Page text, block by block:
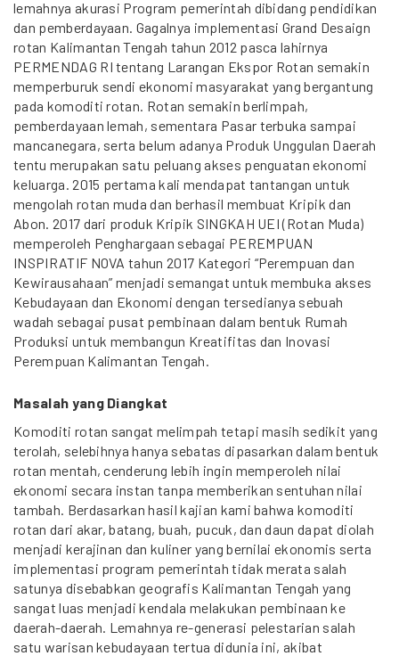
lemahnya akurasi Program pemerintah dibidang pendidikan
dan pemberdayaan. Gagalnya implementasi Grand Desaign
rotan Kalimantan Tengah tahun 2012 pasca lahirnya
PERMENDAG RI tentang Larangan Ekspor Rotan semakin
memperburuk sendi ekonomi masyarakat yang bergantung
pada komoditi rotan. Rotan semakin berlimpah,
pemberdayaan lemah, sementara Pasar terbuka sampai
mancanegara, serta belum adanya Produk Unggulan Daerah
tentu merupakan satu peluang akses penguatan ekonomi
keluarga. 2015 pertama kali mendapat tantangan untuk
mengolah rotan muda dan berhasil membuat Kripik dan
Abon. 2017 dari produk Kripik SINGKAH UEI (Rotan Muda)
memperoleh Penghargaan sebagai PEREMPUAN
INSPIRATIF NOVA tahun 2017 Kategori “Perempuan dan
Kewirausahaan” menjadi semangat untuk membuka akses
Kebudayaan dan Ekonomi dengan tersedianya sebuah
wadah sebagai pusat pembinaan dalam bentuk Rumah
Produksi untuk membangun Kreatifitas dan Inovasi
Perempuan Kalimantan Tengah.
Masalah yang Diangkat
Komoditi rotan sangat melimpah tetapi masih sedikit yang
terolah, selebihnya hanya sebatas dipasarkan dalam bentuk
rotan mentah, cenderung lebih ingin memperoleh nilai
ekonomi secara instan tanpa memberikan sentuhan nilai
tambah. Berdasarkan hasil kajian kami bahwa komoditi
rotan dari akar, batang, buah, pucuk, dan daun dapat diolah
menjadi kerajinan dan kuliner yang bernilai ekonomis serta
implementasi program pemerintah tidak merata salah
satunya disebabkan geografis Kalimantan Tengah yang
sangat luas menjadi kendala melakukan pembinaan ke
daerah-daerah. Lemahnya re-generasi pelestarian salah
satu warisan kebudayaan tertua didunia ini, akibat